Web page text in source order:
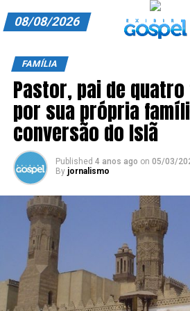
ANUNCIE CONOSCO
ASSINE
CARRINHO
EDITORIAL
ENTREVISTAS
EXPEDIENTE
FINALIZAR COMPRA
HOME
08/08/2026
FAMÍLIA
Pastor, pai de
por sua própria
conversão do Islã
Published 4 anos ago on 05/03/
By jornalismo